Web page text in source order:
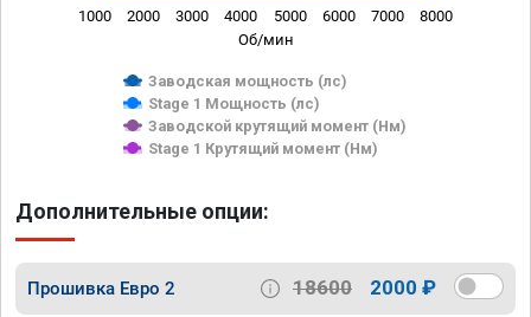
Об/мин
Заводская мощность (лс)
Stage 1 Мощность (лс)
Заводской крутящий момент (Нм)
Stage 1 Крутящий момент (Нм)
1000 2000 3000 4000 5000 6000 7000 8000
Дополнительные опции:
Прошивка Евро 2 18600 2000 ₽